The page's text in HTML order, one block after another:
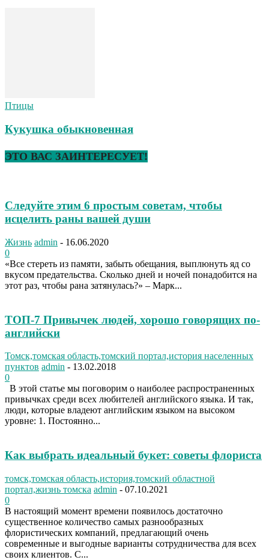
Птицы
Кукушка обыкновенная
ЭТО ВАС ЗАИНТЕРЕСУЕТ!
Следуйте этим 6 простым советам, чтобы
исцелить раны вашей души
Жизнь admin - 16.06.2020
0
«Все стереть из памяти, забыть обещания, выплюнуть яд со
вкусом предательства. Сколько дней и ночей понадобится на
этот раз, чтобы рана затянулась?» – Марк...
ТОП-7 Привычек людей, хорошо говорящих по-
английски
Томск,томская область,томский портал,история населенных
пунктов admin - 13.02.2018
0
В этой статье мы поговорим о наиболее распространенных
привычках среди всех любителей английского языка. И так,
люди, которые владеют английским языком на высоком
уровне: 1. Постоянно...
Как выбрать идеальный букет: советы флориста
томск,томская область,история,томский областной
портал,жизнь томска admin - 07.10.2021
0
В настоящий момент времени появилось достаточно
существенное количество самых разнообразных
флористических компаний, предлагающий очень
современные и выгодные варианты сотрудничества для всех
своих клиентов. С...